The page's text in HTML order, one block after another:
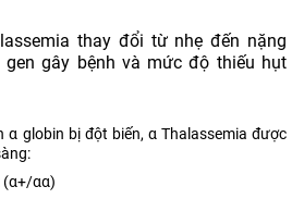
thay đổi từ nhẹ đến nặng
gây bệnh và mức độ thiếu hụt
α globin bị đột biến, α Thalassemia được
(α+/αα)